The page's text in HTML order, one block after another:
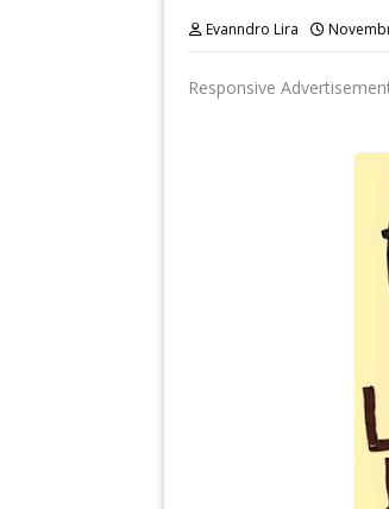
Evanndro Lira
Responsive